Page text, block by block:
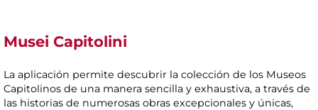
Musei Capitolini
La aplicación permite descubrir la colección de los Museos
Capitolinos de una manera sencilla y exhaustiva, a través de
las historias de numerosas obras excepcionales y únicas,